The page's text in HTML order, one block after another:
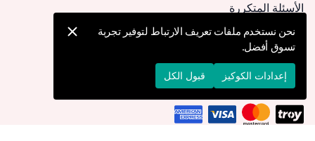
الأسئلة المتكررة
كيف يمكنني تقديم طلب؟
الشحن والتوصيل
الإرجاع والإلغاء
نحن نستخدم ملفات تعريف الارتباط لتوفير تجربة
تسوق أفضل.
إعدادات الكوكيز قبول الكل